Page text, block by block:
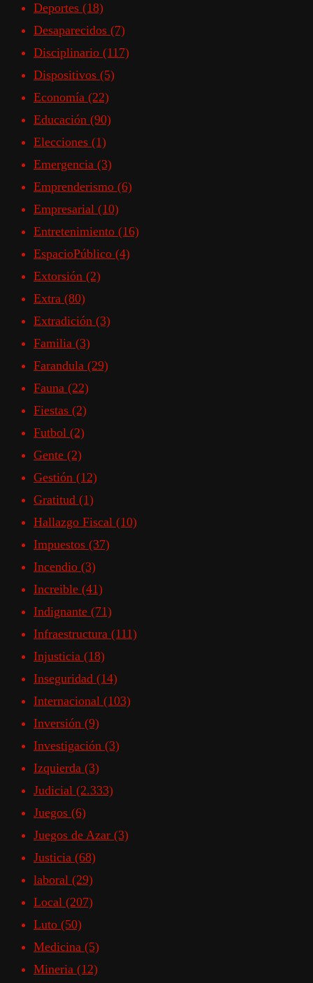
Deportes (18)
Desaparecidos (7)
Disciplinario (117)
Dispositivos (5)
Economía (22)
Educación (90)
Elecciones (1)
Emergencia (3)
Emprenderismo (6)
Empresarial (10)
Entretenimiento (16)
EspacioPúblico (4)
Extorsión (2)
Extra (80)
Extradición (3)
Familia (3)
Farandula (29)
Fauna (22)
Fiestas (2)
Futbol (2)
Gente (2)
Gestión (12)
Gratitud (1)
Hallazgo Fiscal (10)
Impuestos (37)
Incendio (3)
Increible (41)
Indignante (71)
Infraestructura (111)
Injusticia (18)
Inseguridad (14)
Internacional (103)
Inversión (9)
Investigación (3)
Izquierda (3)
Judicial (2.333)
Juegos (6)
Juegos de Azar (3)
Justicia (68)
laboral (29)
Local (207)
Luto (50)
Medicina (5)
Mineria (12)